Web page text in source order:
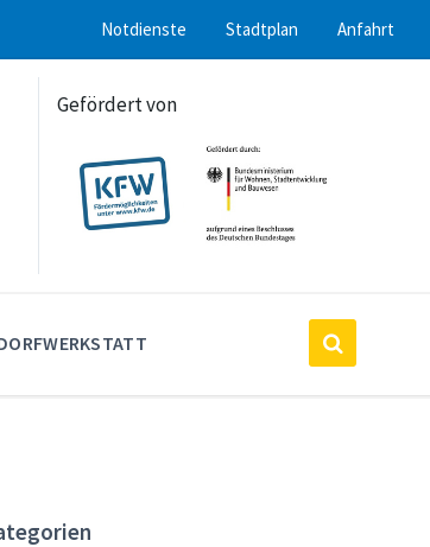
Notdienste Stadtplan Anfahrt
Gefördert von